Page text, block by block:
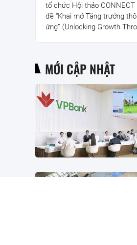
tổ chức Hội thảo
đề “Khai mở Tăng trưởng
ứng” (Unlocking Growth
MỚI CẬP NHẬT